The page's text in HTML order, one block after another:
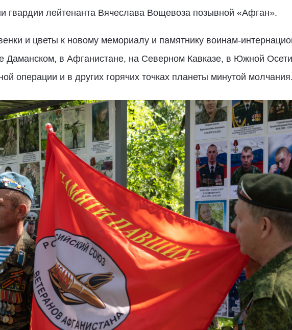
гвардии лейтенанта Вячеслава Вощевоза позывной «Афган».
и цветы к новому мемориалу и памятнику воинам-
Даманском, в Афганистане, на Северном Кавказе, в Южной
операции и в других горячих точках планеты минутой